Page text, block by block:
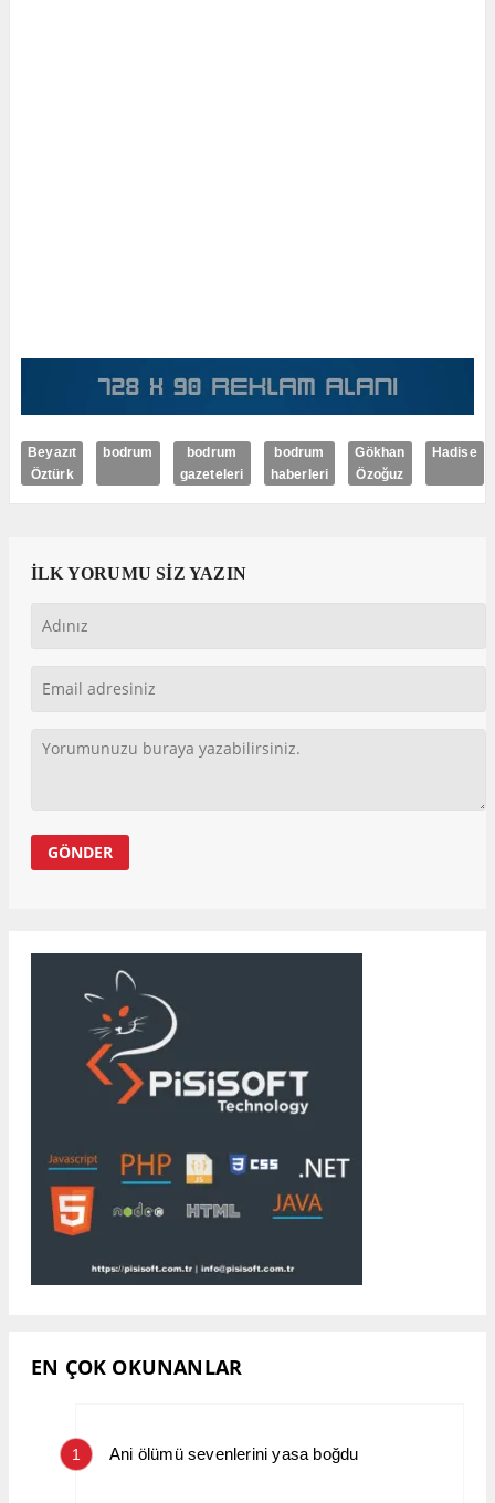
Beyazıt
Öztürk
bodrum
bodrum
gazeteleri
bodrum
haberleri
Gökhan
Özoğuz
Hadise
İLK YORUMU SİZ YAZIN
EN ÇOK OKUNANLAR
1 Ani ölümü sevenlerini yasa boğdu